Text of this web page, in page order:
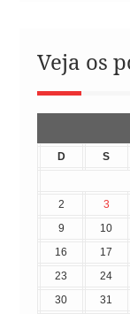
Veja os
D S
2
3
9
10
16
17
23
24
30
31